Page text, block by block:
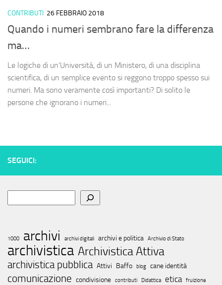
CONTRIBUTI 26 FEBBRAIO 2018
Quando i numeri sembrano fare la differenza
ma…
Le logiche di un’Università, di un Ministero, di una disciplina
scientifica, di un semplice evento si reggono troppo spesso sui
numeri. Ma sono veramente così importanti? Di solito le
persone che ignorano i numeri...
SEGUICI:
1000 archivi archivi digitali archivi e politica Archivio di Stato
archivistica Archivistica Attiva
archivistica pubblica Attivi Baffo blog cane identità
comunicazione condivisione contributi Didattica etica fruizione